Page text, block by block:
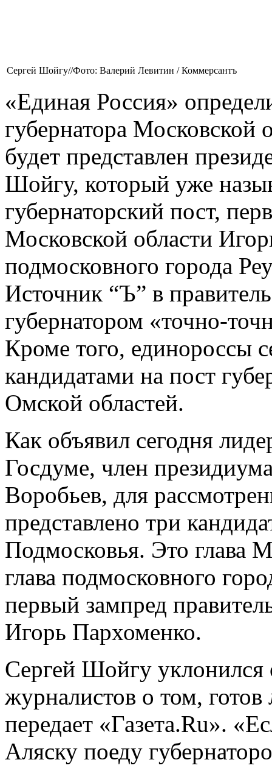
Сергей Шойгу//Фото: Валерий Левитин / Коммерсантъ
«Единая Россия»
губернатора Московской
будет представлен
Шойгу, который уже
губернаторский пост,
Московской области
подмосковного города
Источник “Ъ” в
губернатором «точно-
Кроме того, единороссы
кандидатами на пост
Омской областей.
Как объявил сегодня
Госдуме, член
Воробьев, для
представлено три
Подмосковья. Это глава
глава подмосковного
первый зампред
Игорь Пархоменко.
Сергей Шойгу уклонился
журналистов о том,
передает «Газета.Ru».
Аляску поеду